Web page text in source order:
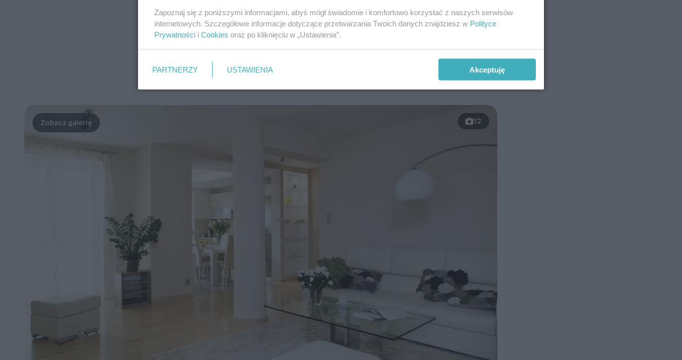
12
Zapoznaj się z poniższymi informacjami, abyś mógł świadomie i komfortowo korzystać z naszych serwisów
internetowych. Szczegółowe informacje dotyczące przetwarzania Twoich danych znajdziesz w Polityce
Prywatności i Cookies oraz po kliknięciu w „Ustawienia”.
PARTNERZY USTAWIENIA Akceptuję